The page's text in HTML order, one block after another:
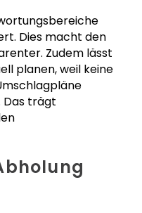
Dies macht den
Zudem lässt
planen, weil keine
Das trägt